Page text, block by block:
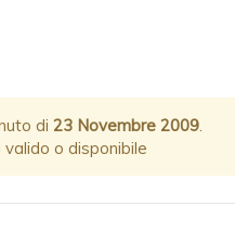
di 23 Novembre 2009.
o disponibile